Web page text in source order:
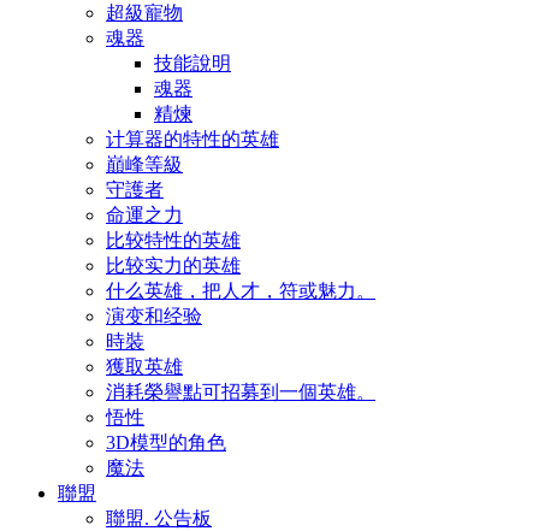
超級寵物
魂器
技能說明
魂器
精煉
计算器的特性的英雄
巔峰等級
守護者
命運之力
比较特性的英雄
比较实力的英雄
什么英雄，把人才，符或魅力。
演变和经验
時裝
獲取英雄
消耗榮譽點可招募到一個英雄。
悟性
3D模型的角色
魔法
聯盟
聯盟. 公告板